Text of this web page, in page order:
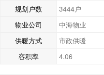
规划户数
3444户
物业公司
中海物业
供暖方式
市政供暖
容积率
4.06